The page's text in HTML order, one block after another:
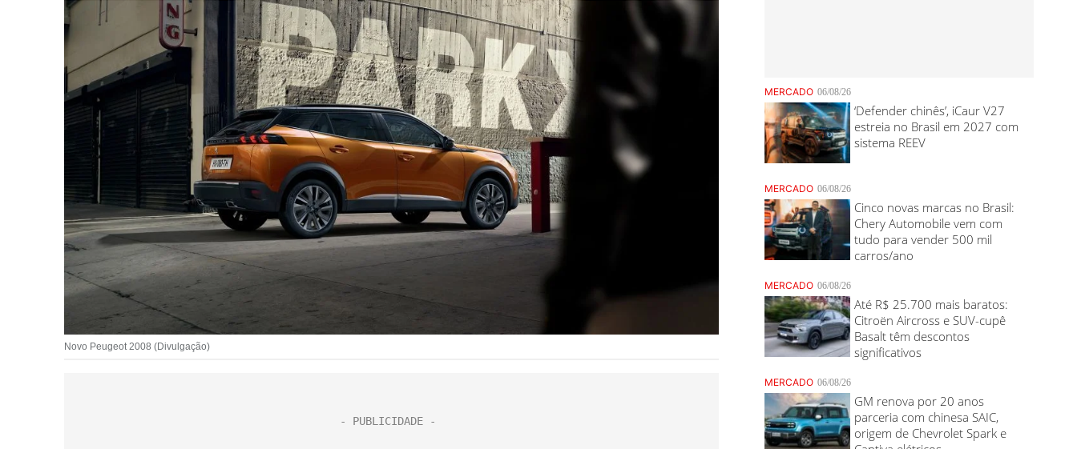
Novo Peugeot 2008 (Divulgação)